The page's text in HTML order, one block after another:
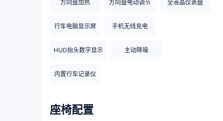
方向盘加热 方向盘电动调节 全液晶仪表盘
行车电脑显示屏 手机无线充电
HUD抬头数字显示 主动降噪
内置行车记录仪
座椅配置